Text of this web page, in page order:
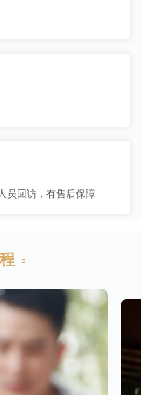
员回访，有售后保障